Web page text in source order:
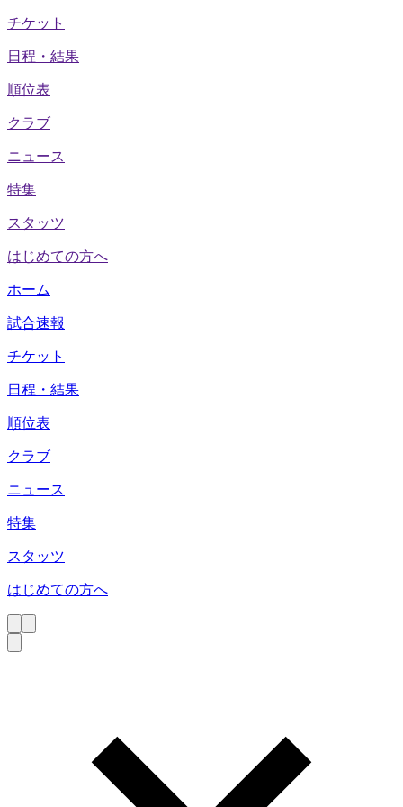
チケット
日程・結果
順位表
クラブ
ニュース
特集
スタッツ
はじめての方へ
ホーム
試合速報
チケット
日程・結果
順位表
クラブ
ニュース
特集
スタッツ
はじめての方へ